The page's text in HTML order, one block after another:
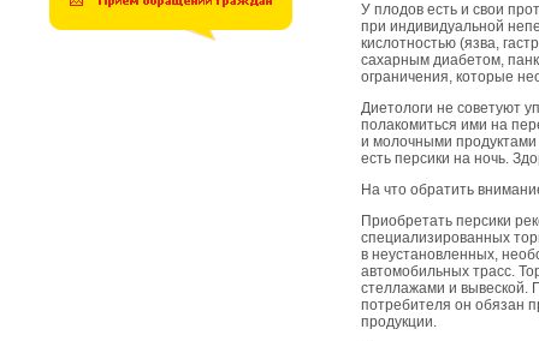
У плодов есть и свои
при индивидуальной
кислотностью (язва,
сахарным диабетом,
ограничения, которые
Диетологи не советуют
полакомиться ими на
и молочными
есть персики на ночь.
На что обратить
Приобретать персики
специализированных
в неустановленных,
автомобильных трасс.
стеллажами и вывеской.
потребителя он обязан
продукции.